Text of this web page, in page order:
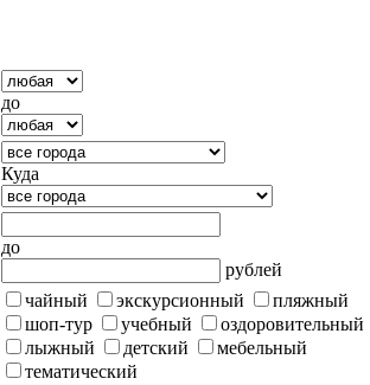
до
Куда
до
рублей
чайный экскурсионный
пляжный
шоп-тур
учебный
оздоровительный
лыжный
детский
мебельный
тематический